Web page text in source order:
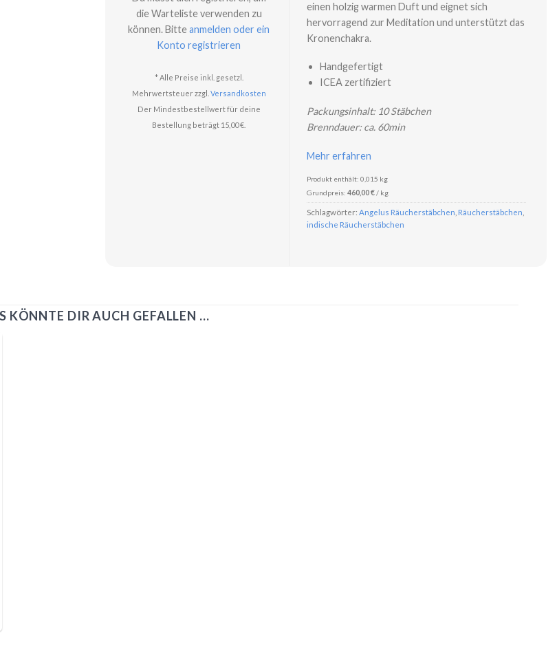
die Warteliste verwenden zu
können. Bitteanmelden oder ein
Konto registrieren
* Alle Preise inkl. gesetzl.
Mehrwertsteuer zzgl. Versandkosten
Der Mindestbestellwert für deine
Bestellung beträgt 15,00 €.
einen holzig warmen Duft und eignet sich
hervorragend zur Meditation und unterstützt das
Kronenchakra.
Handgefertigt
ICEA zertifiziert
Packungsinhalt: 10 Stäbchen
Brenndauer: ca. 60min
Mehr erfahren
Produkt enthält: 0,015 kg
Grundpreis:460,00€/ kg
Schlagwörter:Angelus Räucherstäbchen Räucherstäbchen
indische Räucherstäbchen
KÖNNTE DIR AUCH GEFALLEN …